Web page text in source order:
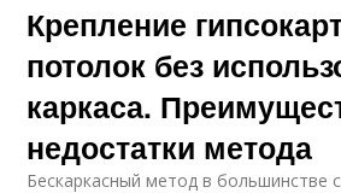
Крепление
потолок без
каркаса.
недостатки метода
Бескаркасный метод в большинстве